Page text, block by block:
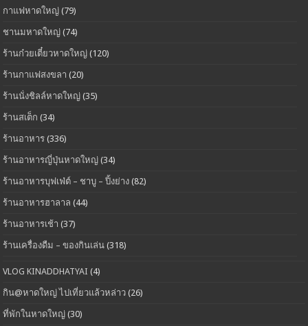
กาแฟหาดใหญ่ (79)
ชานมหาดใหญ่ (74)
ร้านก๋วยเตี๋ยวหาดใหญ่ (120)
ร้านกาแฟสงขลา (20)
ร้านนั่งชิลล์หาดใหญ่ (35)
ร้านสเต็ก (34)
ร้านอาหาร (336)
ร้านอาหารญี่ปุ่นหาดใหญ่ (34)
ร้านอาหารบุฟเฟ่ต์ – ชาบู – ปิ้งย่าง (82)
ร้านอาหารฮาลาล (44)
ร้านอาหารเช้า (37)
ร้านเครื่องดืม – ของกินเล่น (318)
VLOG KINADDHATYAI (4)
กิน@หาดใหญ่ ไปเที่ยวแล้วหล่าว (26)
ที่พักในหาดใหญ่ (30)